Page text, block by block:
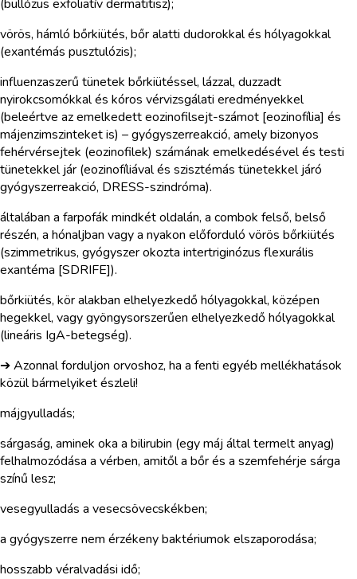
(bullózus exfoliatív dermatitisz);
vörös, hámló bőrkiütés, bőr alatti dudorokkal és hólyagokkal
(exantémás pusztulózis);
influenzaszerű tünetek bőrkiütéssel, lázzal, duzzadt
nyirokcsomókkal és kóros vérvizsgálati eredményekkel
(beleértve az emelkedett eozinofilsejt-számot [eozinofília] és
májenzimszinteket is) – gyógyszerreakció, amely bizonyos
fehérvérsejtek (eozinofilek) számának emelkedésével és testi
tünetekkel jár (eozinofíliával és szisztémás tünetekkel járó
gyógyszerreakció, DRESS-szindróma).
általában a farpofák mindkét oldalán, a combok felső, belső
részén, a hónaljban vagy a nyakon előforduló vörös bőrkiütés
(szimmetrikus, gyógyszer okozta intertriginózus flexurális
exantéma [SDRIFE]).
bőrkiütés, kör alakban elhelyezkedő hólyagokkal, középen
hegekkel, vagy gyöngysorszerűen elhelyezkedő hólyagokkal
(lineáris IgA-betegség).
➔ Azonnal forduljon orvoshoz, ha a fenti egyéb mellékhatások
közül bármelyiket észleli!
májgyulladás;
sárgaság, aminek oka a bilirubin (egy máj által termelt anyag)
felhalmozódása a vérben, amitől a bőr és a szemfehérje sárga
színű lesz;
vesegyulladás a vesecsövecskékben;
a gyógyszerre nem érzékeny baktériumok elszaporodása;
hosszabb véralvadási idő;